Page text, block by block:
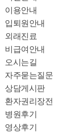
이용안내
입퇴원안내
외래진료
비급여안내
오시는길
자주묻는질문
상담게시판
환자권리장전
병원후기
영상후기